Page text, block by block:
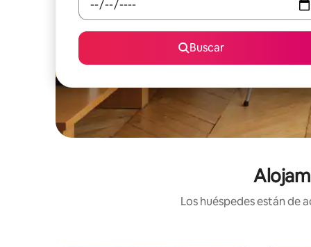
Buscar
Los huéspedes están de